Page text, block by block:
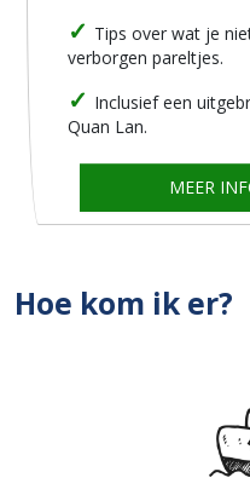
Tips over wat je
verborgen pareltjes.
Inclusief een
Quan Lan.
MEER
Hoe kom ik er?